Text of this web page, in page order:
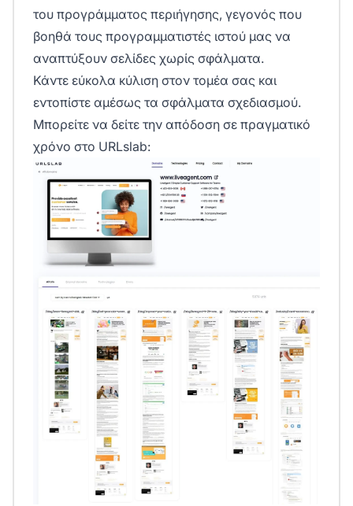
του προγράμματος περιήγησης, γεγονός που
βοηθά τους προγραμματιστές ιστού μας να
αναπτύξουν σελίδες χωρίς σφάλματα.
Κάντε εύκολα κύλιση στον τομέα σας και
εντοπίστε αμέσως τα σφάλματα σχεδιασμού.
Μπορείτε να δείτε την απόδοση σε πραγματικό
χρόνο στο URLslab: